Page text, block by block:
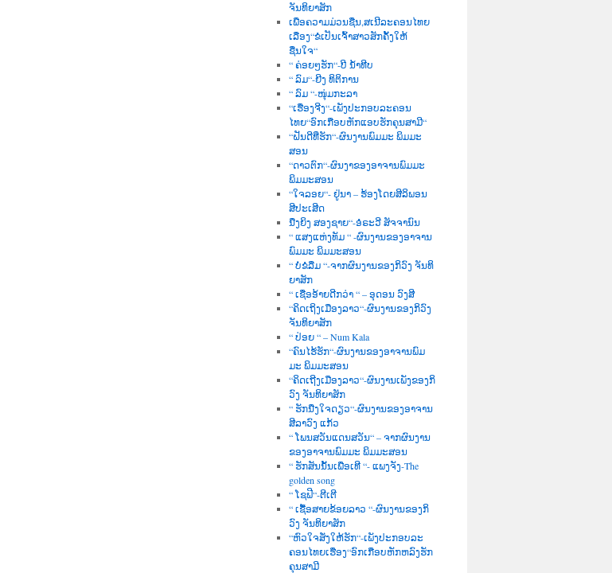
ຈັນທິຍາສັກ
ເພື່ອຄວາມມ່ວນຊື່ນ,ສເນີລະຄອນໄທຍ
ເລື່ອງ“ຂໍເປັນເຈົ້າສາວສັກຄັ້ງໃຫ້
ຊື່ນໃຈ“
“ ຄ່ອຍໆຮັກ“-ບີ ນໍ້າທີບ
“ ລົມ“-ຍີງ ທິຕິການ
“ ລົມ “-ໜຸ່ມກະລາ
“ເຮື່ອງຈີງ“-ເພັງປະກອບລະຄອນ
ໄທຍ“ອົກເກືອບຫັກແອບຮັກຄຸນສາມີ“
“ຝັນດີທີ່ຮັກ“-ຜົນງານພົມມະ ພິມມະ
ສອນ
“ດາວຕົກ“-ຜົນງາຂອງອາຈານພົມມະ
ພິມມະສອນ
“ໃຈລອຍ“- ຢູ່ນາ – ຮ້ອງໂດຍສີລິພອນ
ສີປະເສີດ
ນື່ງຍິງ ສອງຊາຍ“-ອໍຣະວີ ສັຈຈານົນ
“ ແສງແຫ່ງທັມ “ -ຜົນງານຂອງອາຈານ
ພົມມະ ພິມມະສອນ
“ ບໍ່ຂໍລືມ “-ຈາກຜົນງານຂອງກິວົງ ຈັນທິ
ຍາສັກ
“ ເຊື່ອອ້າຍດີກວ່າ “ – ອຸດອນ ວົງສີ
“ຄິດເຖິງເມືອງລາວ“-ຜົນງານຂອງກິວົງ
ຈັນທິຍາສັກ
“ ປ່ອຍ “ – Num Kala
“ຄົນໄຮ້ຮັກ“-ຜົນງານຂອງອາຈານພົມ
ມະ ພິມມະສອນ
“ຄິດເຖີງເມືອງລາວ“-ຜົນງານເພັງຂອງກິ
ວົງ ຈັນທິຍາສັກ
“ ຮັກນື່ງໃຈດຽວ“-ຜົນງານຂອງອາຈານ
ສີລາວົງ ແກ້ວ
“ ໂພນສວັນແດນສວັນ“ – ຈາກຜົນງານ
ຂອງອາຈານພົມມະ ພິມມະສອນ
“ ຮັກສັນນັ້ນເພື່ອເທີ “- ແພງຈັງ-The
golden song
“ ໂຊຟີ“-ຕີເຕີ
“ ເຊື້ອສາຍຂ້ອຍລາວ “-ຜົນງານຂອງກິ
ວົງ ຈັນທິຍາສັກ
“ຫົວໃຈສັ່ງໃຫ້ຮັກ“-ເພັງປະກອບລະ
ຄອນໄທຍເຮື່ອງ“ອົກເກືອບຫັກຫລົງຮັກ
ຄຸນສາມີ